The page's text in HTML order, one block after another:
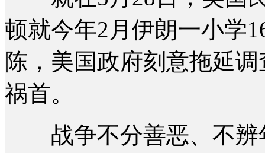
顿就今年2月伊朗一小学
陈，美国政府刻意拖延
祸首。
战争不分善恶、不辨